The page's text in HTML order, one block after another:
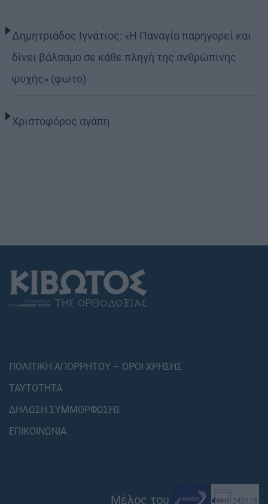
Δημητριάδος Ιγνάτιος: «Η Παναγία παρηγορεί και
δίνει βάλσαμο σε κάθε πληγή της ανθρώπινης
ψυχής» (φωτο)
Χριστοφόρος αγάπη
ΠΟΛΙΤΙΚΗ ΑΠΟΡΡΗΤΟΥ – ΟΡΟΙ ΧΡΗΣΗΣ
ΤΑΥΤΟΤΗΤΑ
ΔΗΛΩΣΗ ΣΥΜΜΟΡΦΩΣΗΣ
ΕΠΙΚΟΙΝΩΝΙΑ
Μέλος του